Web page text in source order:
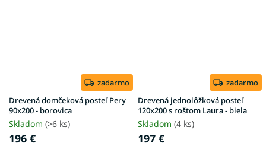
zadarmo
Drevená domčeková posteľ Pery
90x200 - borovica
Skladom (>6 ks)
196 €
zadarmo
Drevená jednolôžková posteľ
120x200 s roštom Laura - biela
Skladom (4 ks)
197 €